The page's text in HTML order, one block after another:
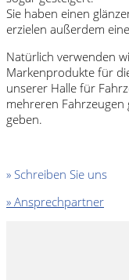
Sie haben einen
erzielen außerdem
Natürlich verwenden
Markenprodukte für
unserer Halle für
mehreren Fahrzeugen
geben.
» Schreiben Sie uns
» Ansprechpartner